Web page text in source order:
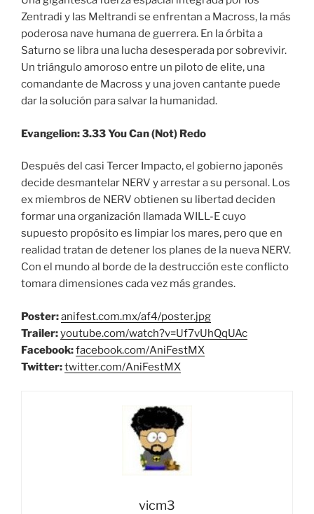
Zentradi y las Meltrandi se enfrentan a Macross, la más
poderosa nave humana de guerrera. En la órbita a
Saturno se libra una lucha desesperada por sobrevivir.
Un triángulo amoroso entre un piloto de elite, una
comandante de Macross y una joven cantante puede
dar la solución para salvar la humanidad.
Evangelion: 3.33 You Can (Not) Redo
Después del casi Tercer Impacto, el gobierno japonés
decide desmantelar NERV y arrestar a su personal. Los
ex miembros de NERV obtienen su libertad deciden
formar una organización llamada WILL-E cuyo
supuesto propósito es limpiar los mares, pero que en
realidad tratan de detener los planes de la nueva NERV.
Con el mundo al borde de la destrucción este conflicto
tomara dimensiones cada vez más grandes.
Poster:anifest.com.mx/af4/poster.jpg
Trailer:youtube.com/watch?v=Uf7vUhQqUAc
Facebook:facebook.com/AniFestMX
Twitter:twitter.com/AniFestMX
vicm3